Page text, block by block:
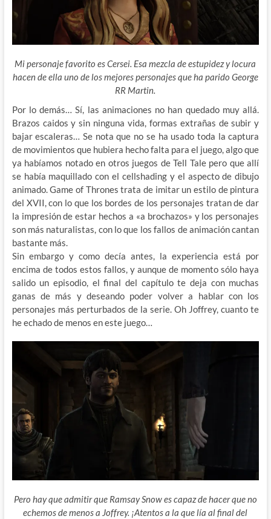
Mi personaje favorito es Cersei. Esa mezcla de estupidez y locura
hacen de ella uno de los mejores personajes que ha parido George
RR Martin.
Por lo demás… Sí, las animaciones no han quedado muy allá.
Brazos caidos y sin ninguna vida, formas extrañas de subir y
bajar escaleras… Se nota que no se ha usado toda la captura
de movimientos que hubiera hecho falta para el juego, algo que
ya habíamos notado en otros juegos de Tell Tale pero que allí
se había maquillado con el cellshading y el aspecto de dibujo
animado. Game of Thrones trata de imitar un estilo de pintura
del XVII, con lo que los bordes de los personajes tratan de dar
la impresión de estar hechos a «a brochazos» y los personajes
son más naturalistas, con lo que los fallos de animación cantan
bastante más.
Sin embargo y como decía antes, la experiencia está por
encima de todos estos fallos, y aunque de momento sólo haya
salido un episodio, el final del capítulo te deja con muchas
ganas de más y deseando poder volver a hablar con los
personajes más perturbados de la serie. Oh Joffrey, cuanto te
he echado de menos en este juego…
Pero hay que admitir que Ramsay Snow es capaz de hacer que no
echemos de menos a Joffrey. ¡Atentos a la que lía al final del